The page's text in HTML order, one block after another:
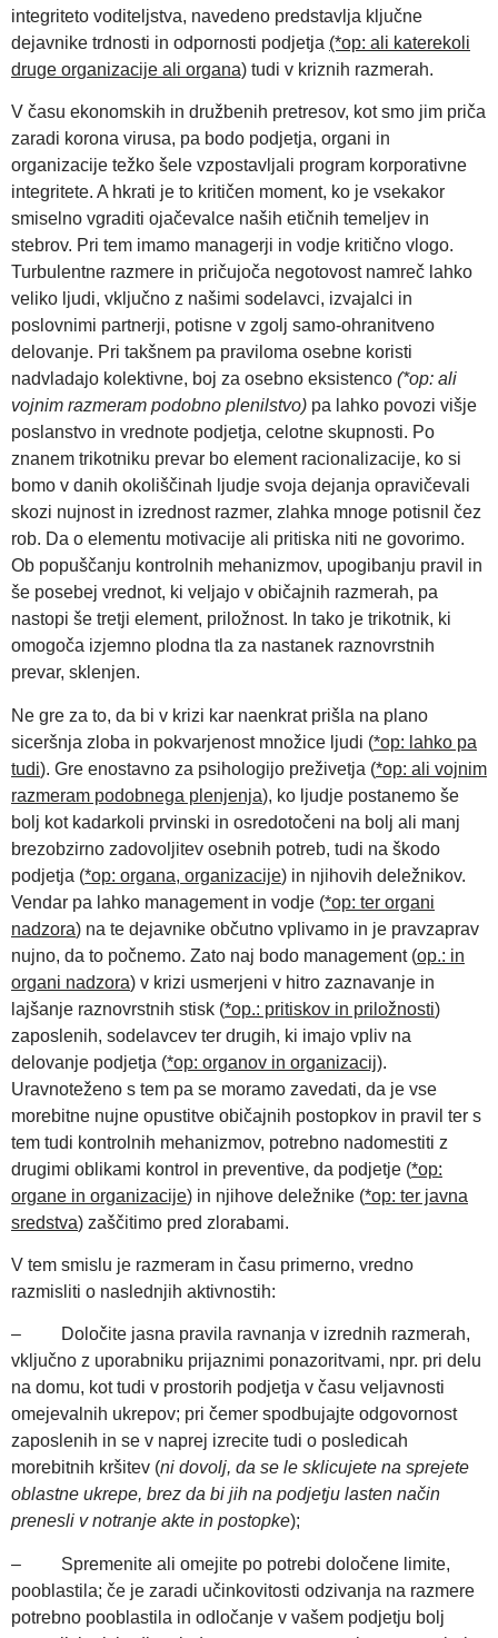
integriteto voditeljstva, navedeno predstavlja ključne
dejavnike trdnosti in odpornosti podjetja (*op: ali katerekoli
druge organizacije ali organa) tudi v kriznih razmerah.
V času ekonomskih in družbenih pretresov, kot smo jim priča
zaradi korona virusa, pa bodo podjetja, organi in
organizacije težko šele vzpostavljali program korporativne
integritete. A hkrati je to kritičen moment, ko je vsekakor
smiselno vgraditi ojačevalce naših etičnih temeljev in
stebrov. Pri tem imamo managerji in vodje kritično vlogo.
Turbulentne razmere in pričujoča negotovost namreč lahko
veliko ljudi, vključno z našimi sodelavci, izvajalci in
poslovnimi partnerji, potisne v zgolj samo-ohranitveno
delovanje. Pri takšnem pa praviloma osebne koristi
nadvladajo kolektivne, boj za osebno eksistenco (*op: ali
vojnim razmeram podobno plenilstvo) pa lahko povozi višje
poslanstvo in vrednote podjetja, celotne skupnosti. Po
znanem trikotniku prevar bo element racionalizacije, ko si
bomo v danih okoliščinah ljudje svoja dejanja opravičevali
skozi nujnost in izrednost razmer, zlahka mnoge potisnil čez
rob. Da o elementu motivacije ali pritiska niti ne govorimo.
Ob popuščanju kontrolnih mehanizmov, upogibanju pravil in
še posebej vrednot, ki veljajo v običajnih razmerah, pa
nastopi še tretji element, priložnost. In tako je trikotnik, ki
omogoča izjemno plodna tla za nastanek raznovrstnih
prevar, sklenjen.
Ne gre za to, da bi v krizi kar naenkrat prišla na plano
siceršnja zloba in pokvarjenost množice ljudi (*op: lahko pa
tudi). Gre enostavno za psihologijo preživetja (*op: ali vojnim
razmeram podobnega plenjenja), ko ljudje postanemo še
bolj kot kadarkoli prvinski in osredotočeni na bolj ali manj
brezobzirno zadovoljitev osebnih potreb, tudi na škodo
podjetja (*op: organa, organizacije) in njihovih deležnikov.
Vendar pa lahko management in vodje (*op: ter organi
nadzora) na te dejavnike občutno vplivamo in je pravzaprav
nujno, da to počnemo. Zato naj bodo management (op.: in
organi nadzora) v krizi usmerjeni v hitro zaznavanje in
lajšanje raznovrstnih stisk (*op.: pritiskov in priložnosti)
zaposlenih, sodelavcev ter drugih, ki imajo vpliv na
delovanje podjetja (*op: organov in organizacij).
Uravnoteženo s tem pa se moramo zavedati, da je vse
morebitne nujne opustitve običajnih postopkov in pravil ter s
tem tudi kontrolnih mehanizmov, potrebno nadomestiti z
drugimi oblikami kontrol in preventive, da podjetje (*op:
organe in organizacije) in njihove deležnike (*op: ter javna
sredstva) zaščitimo pred zlorabami.
V tem smislu je razmeram in času primerno, vredno
razmisliti o naslednjih aktivnostih:
– Določite jasna pravila ravnanja v izrednih razmerah,
vključno z uporabniku prijaznimi ponazoritvami, npr. pri delu
na domu, kot tudi v prostorih podjetja v času veljavnosti
omejevalnih ukrepov; pri čemer spodbujajte odgovornost
zaposlenih in se v naprej izrecite tudi o posledicah
morebitnih kršitev (ni dovolj, da se le sklicujete na sprejete
oblastne ukrepe, brez da bi jih na podjetju lasten način
prenesli v notranje akte in postopke);
– Spremenite ali omejite po potrebi določene limite,
pooblastila; če je zaradi učinkovitosti odzivanja na razmere
potrebno pooblastila in odločanje v vašem podjetju bolj